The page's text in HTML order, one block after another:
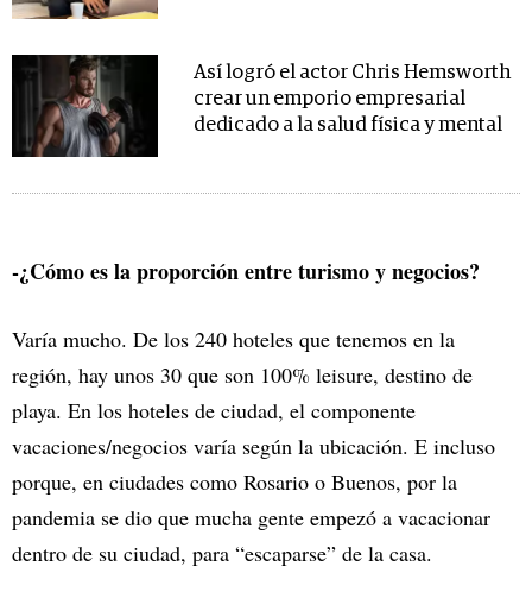
Así logró el actor Chris Hemsworth
crear un emporio empresarial
dedicado a la salud física y mental
-¿Cómo es la proporción entre turismo y negocios?
Varía mucho. De los 240 hoteles que tenemos en la
región, hay unos 30 que son 100% leisure, destino de
playa. En los hoteles de ciudad, el componente
vacaciones/negocios varía según la ubicación. E incluso
porque, en ciudades como Rosario o Buenos, por la
pandemia se dio que mucha gente empezó a vacacionar
dentro de su ciudad, para “escaparse” de la casa.